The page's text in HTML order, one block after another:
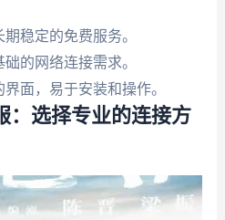
稳定的免费服务。
的网络连接需求。
面，易于安装和操作。
：选择专业的连接方